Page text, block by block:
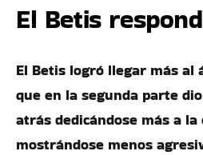
El Betis
El Betis logró llegar más al
que en la segunda parte
atrás dedicándose más a
mostrándose menos